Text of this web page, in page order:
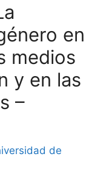
en
medios
y en las
–
de